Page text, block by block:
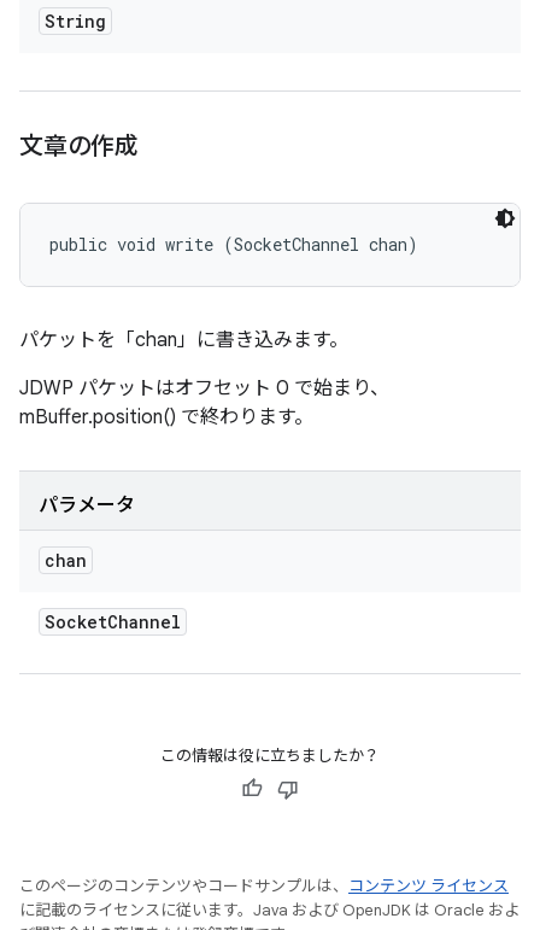
String
文章の作成
public void write (SocketChannel chan)
パケットを「chan」に書き込みます。
JDWP パケットはオフセット 0 で始まり、
mBuffer.position() で終わります。
パラメータ
chan
SocketChannel
この情報は役に立ちましたか？
このページのコンテンツやコードサンプルは、
コンテンツ ライセンス
に記載のライセンスに従います。Java および OpenJDK は Oracle およ